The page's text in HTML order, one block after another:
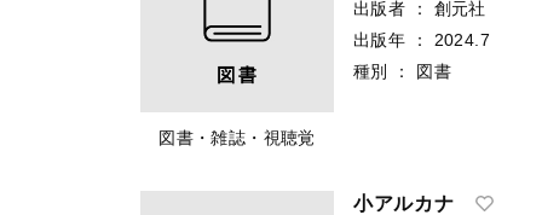
図書・雑誌・視聴覚
出版者
：
創元社
出版年
：
2024.7
種別
： 図書
小アルカナ